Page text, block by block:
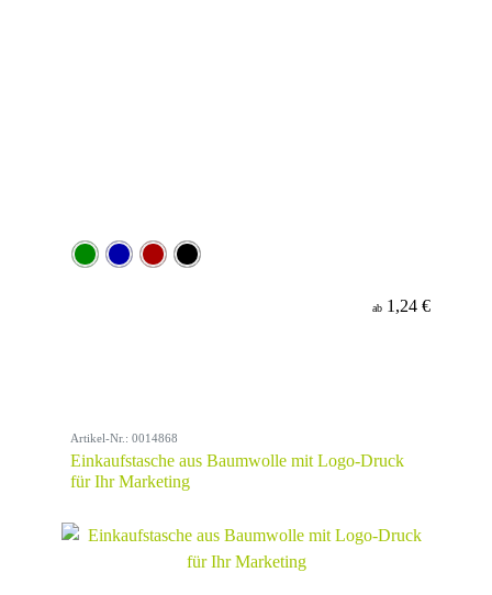
ab 1,24 €
Artikel-Nr.: 0014868
Einkaufstasche aus Baumwolle mit Logo-Druck
für Ihr Marketing